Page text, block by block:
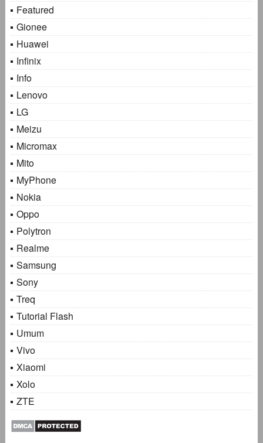
Featured
Gionee
Huawei
Infinix
Info
Lenovo
LG
Meizu
Micromax
Mito
MyPhone
Nokia
Oppo
Polytron
Realme
Samsung
Sony
Treq
Tutorial Flash
Umum
Vivo
Xiaomi
Xolo
ZTE